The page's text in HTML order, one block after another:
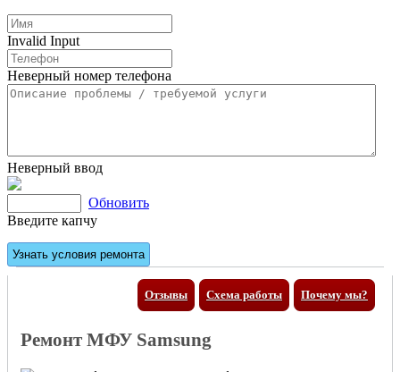
Invalid Input
Неверный номер телефона
Неверный ввод
Обновить
Введите капчу
Отзывы Почему мы?
Схема работы
Ремонт МФУ Samsung